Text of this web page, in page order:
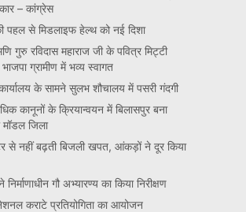
– कांग्रेस
पहल से मिडलाइफ हेल्थ को नई दिशा
गुरु रविदास महाराज जी के पवित्र मिट्टी
ग्रामीण में भव्य स्वागत
के सामने सुलभ शौचालय में पसरी गंदगी
कानूनों के क्रियान्वयन में बिलासपुर बना
जिला
से नहीं बढ़ती बिजली खपत, आंकड़ों ने दूर किया
गौ अभ्यारण्य का किया निरीक्षण
कराटे प्रतियोगिता का आयोजन